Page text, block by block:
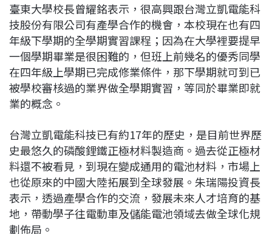
臺東大學校長曾耀銘表示，很高興跟台灣立凱電能科
技股份有限公司有產學合作的機會，本校現在也有四
年級下學期的全學期實習課程；因為在大學裡要提早
一個學期畢業是很困難的，但班上前幾名的優秀同學
在四年級上學期已完成修業條件，那下學期就可到已
被學校審核過的業界做全學期實習，等同於畢業即就
業的概念。
台灣立凱電能科技已有約17年的歷史，是目前世界歷
史最悠久的磷酸鋰鐵正極材料製造商。過去從正極材
料還不被看見，到現在變成通用的電池材料，市場上
也從原來的中國大陸拓展到全球發展。朱瑞陽投資長
表示，透過產學合作的交流，發展未來人才培育的基
地，帶動學子往電動車及儲能電池領域去做全球化規
劃佈局。